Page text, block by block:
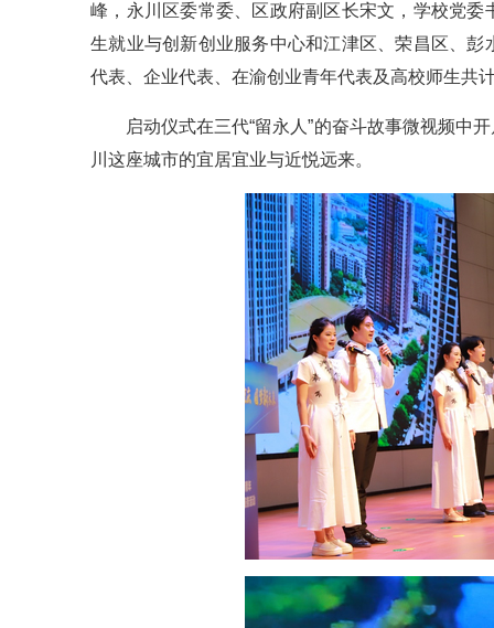
峰，永川区委常委、区政府副区长宋文，学校党
生就业与创新创业服务中心和江津区、荣昌区、
代表、企业代表、在渝创业青年代表及高校师生共
启动仪式在三代“留永人”的奋斗故事微视频中
川这座城市的宜居宜业与近悦远来。